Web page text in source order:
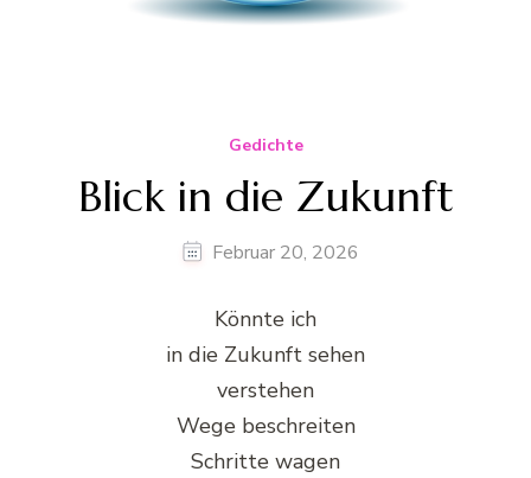
Gedichte
Blick in die Zukunft
Februar 20, 2026
Könnte ich
in die Zukunft sehen
verstehen
Wege beschreiten
Schritte wagen